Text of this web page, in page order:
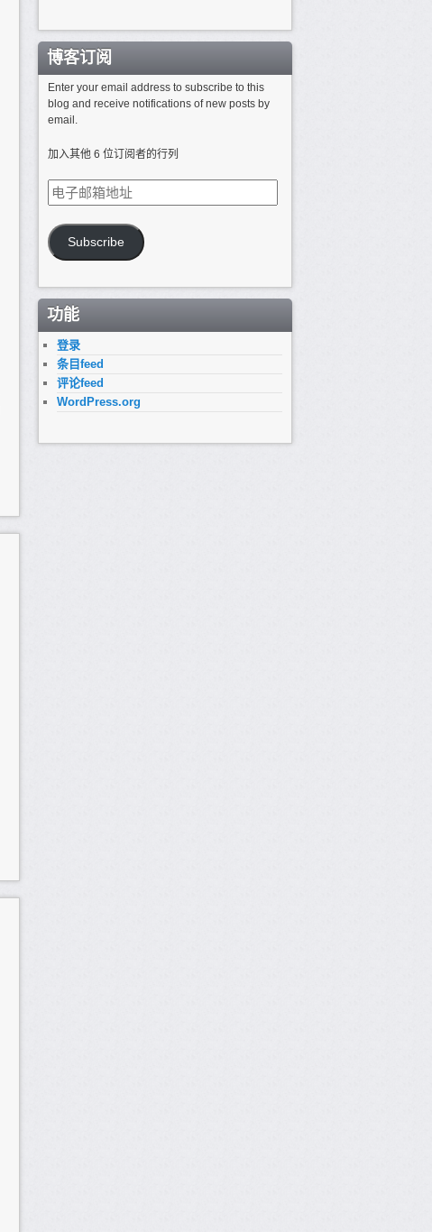
博客订阅
Enter your email address to subscribe to this
blog and receive notifications of new posts by
email.
加入其他 6 位订阅者的行列
电
子
箱
地
Subscribe
功能
登录
条目feed
评论feed
WordPress.org